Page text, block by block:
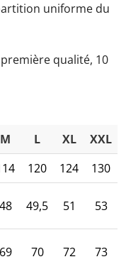
uniforme du
qualité, 10
M L XL
XXL
120 124
130
48 49,5 51 53
69 70 72 73